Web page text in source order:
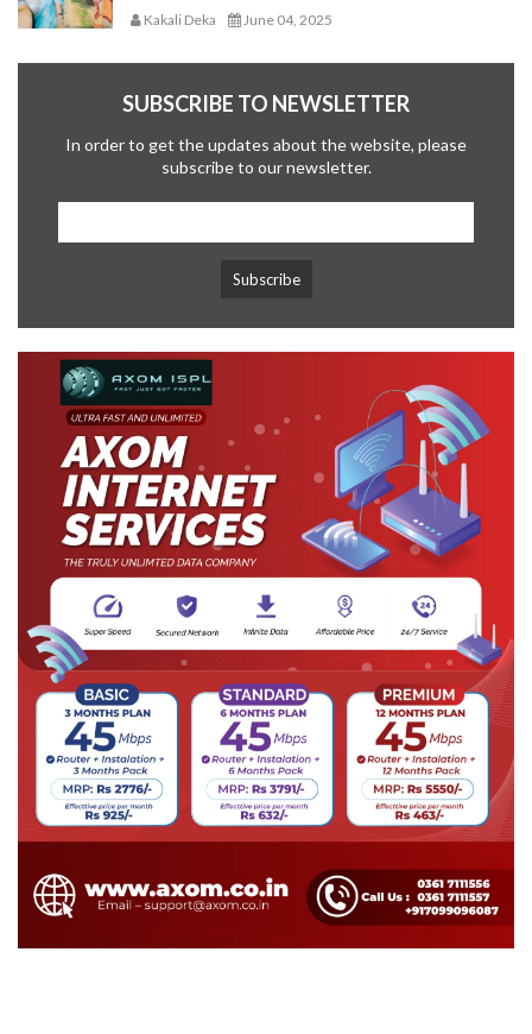
Kakali Deka June 04, 2025
SUBSCRIBE TO NEWSLETTER
In order to get the updates about the website, please
subscribe to our newsletter.